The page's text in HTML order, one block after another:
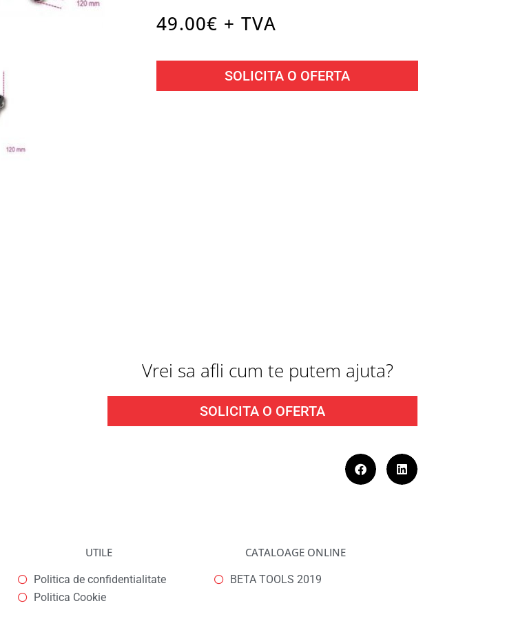
49.00€ + TVA
SOLICITA O OFERTA
Vrei sa afli cum te putem ajuta?
SOLICITA O OFERTA
UTILE
Politica de confidentialitate
Politica Cookie
CATALOAGE ONLINE
BETA TOOLS 2019